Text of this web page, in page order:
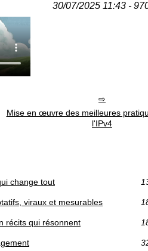
30/07/2025 11:43 -
Mise en œuvre des meilleures
l'IPv4
change tout
viraux et mesurables
récits qui résonnent